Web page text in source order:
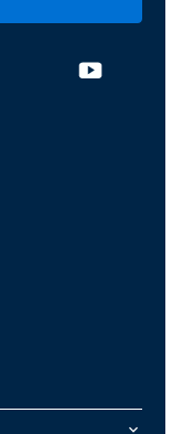
keyboard_arrow_down